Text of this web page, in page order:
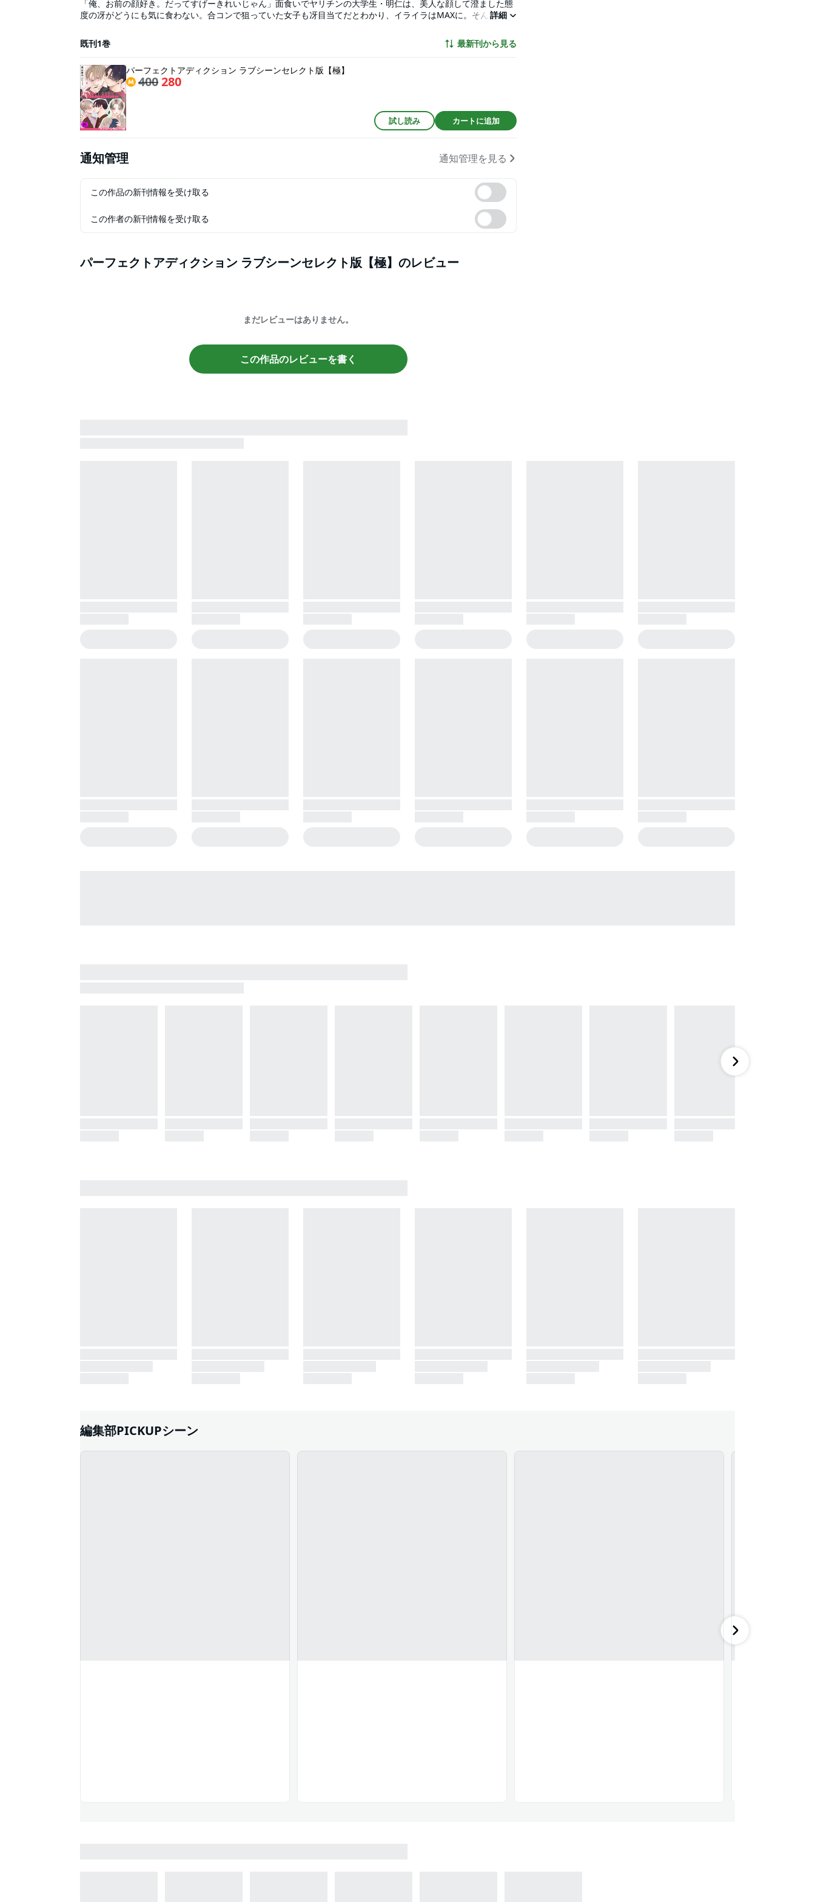
「俺、お前の顔好き。だってすげーきれいじゃん」面食いでヤリチンの大学生・明仁は、美人な顔して澄ました態
度の冴がどうにも気に食わない。合コンで狙っていた女子も冴目当てだとわかり、イライラはMAXに。そんな時、
普段とは打って変わって隙だらけ。煽られた明仁は冴を強引に押し倒すが、予想外に感じまくる冴に抑えがきかな
くなり――!?※本電子書籍は 『パーフェクトアディクション』『パーフェクトアディクション2』『パーフェクトア
詳細
既刊1巻 最新刊から見る
パーフェクトアディクション ラブシーンセレクト版【極】
400280
試し読み カートに追加
通知管理 通知管理を見る
この作品の新刊情報を受け取る
この作者の新刊情報を受け取る
パーフェクトアディクション ラブシーンセレクト版【極】 のレビュー
まだレビューはありません。
この作品のレビューを書く
編集部PICKUPシーン